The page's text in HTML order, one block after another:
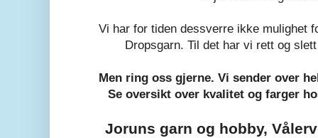
Vi har for tiden dessverre ikke mulighet
Dropsgarn. Til det har vi rett og
Men ring oss gjerne. Vi sender over
Se oversikt over kvalitet og farger
Joruns garn og hobby,